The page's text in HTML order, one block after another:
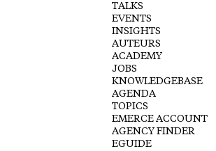
TALKS
EVENTS
INSIGHTS
AUTEURS
ACADEMY
JOBS
KNOWLEDGEBASE
AGENDA
TOPICS
EMERCE ACCOUNT
AGENCY FINDER
EGUIDE